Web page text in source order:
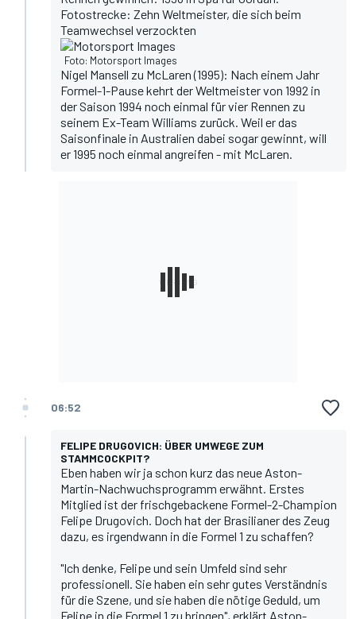
Fotostrecke: Zehn Weltmeister, die sich beim
Teamwechsel verzockten
Foto: Motorsport Images
Nigel Mansell zu McLaren (1995): Nach einem Jahr
Formel-1-Pause kehrt der Weltmeister von 1992 in
der Saison 1994 noch einmal für vier Rennen zu
seinem Ex-Team Williams zurück. Weil er das
Saisonfinale in Australien dabei sogar gewinnt, will
er 1995 noch einmal angreifen - mit McLaren.
06:52
FELIPE DRUGOVICH: ÜBER UMWEGE ZUM
STAMMCOCKPIT?
Eben haben wir ja schon kurz das neue Aston-
Martin-Nachwuchsprogramm erwähnt. Erstes
Mitglied ist der frischgebackene Formel-2-Champion
Felipe Drugovich. Doch hat der Brasilianer des Zeug
dazu, es irgendwann in die Formel 1 zu schaffen?
"Ich denke, Felipe und sein Umfeld sind sehr
professionell. Sie haben ein sehr gutes Verständnis
für die Szene, und sie haben die nötige Geduld, um
Felipe in die Formel 1 zu bringen", erklärt Aston-